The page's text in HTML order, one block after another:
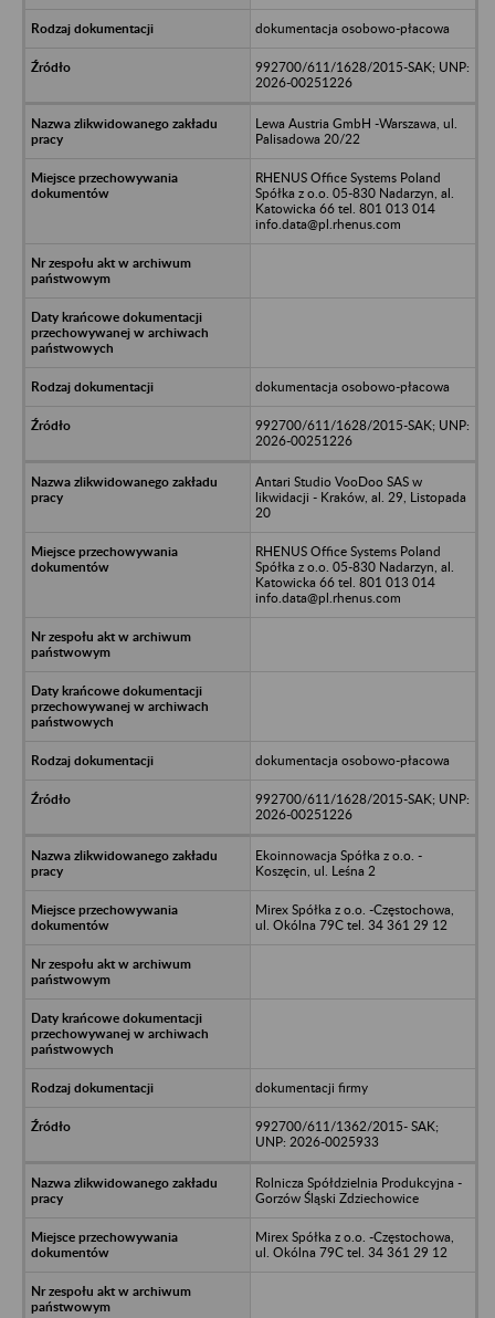
dokumentacja osobowo-płacowa
992700/611/1628/2015-SAK; UNP:
2026-00251226
Lewa Austria GmbH -Warszawa, ul.
Palisadowa 20/22
RHENUS Office Systems Poland
Spółka z o.o. 05-830 Nadarzyn, al.
Katowicka 66 tel. 801 013 014
info.data@pl.rhenus.com
dokumentacja osobowo-płacowa
992700/611/1628/2015-SAK; UNP:
2026-00251226
Antari Studio VooDoo SAS w
likwidacji - Kraków, al. 29, Listopada
20
RHENUS Office Systems Poland
Spółka z o.o. 05-830 Nadarzyn, al.
Katowicka 66 tel. 801 013 014
info.data@pl.rhenus.com
dokumentacja osobowo-płacowa
992700/611/1628/2015-SAK; UNP:
2026-00251226
Ekoinnowacja Spółka z o.o. -
Koszęcin, ul. Leśna 2
Mirex Spółka z o.o. -Częstochowa,
ul. Okólna 79C tel. 34 361 29 12
dokumentacji firmy
992700/611/1362/2015- SAK;
UNP: 2026-0025933
Rolnicza Spółdzielnia Produkcyjna -
Gorzów Śląski Zdziechowice
Mirex Spółka z o.o. -Częstochowa,
ul. Okólna 79C tel. 34 361 29 12